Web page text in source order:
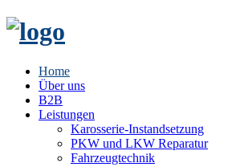
Home
Über uns
B2B
Leistungen
Karosserie-Instandsetzung
PKW und LKW Reparatur
Fahrzeugtechnik